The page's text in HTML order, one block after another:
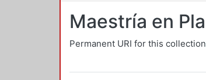
Maestría en
Permanent URI for this collection